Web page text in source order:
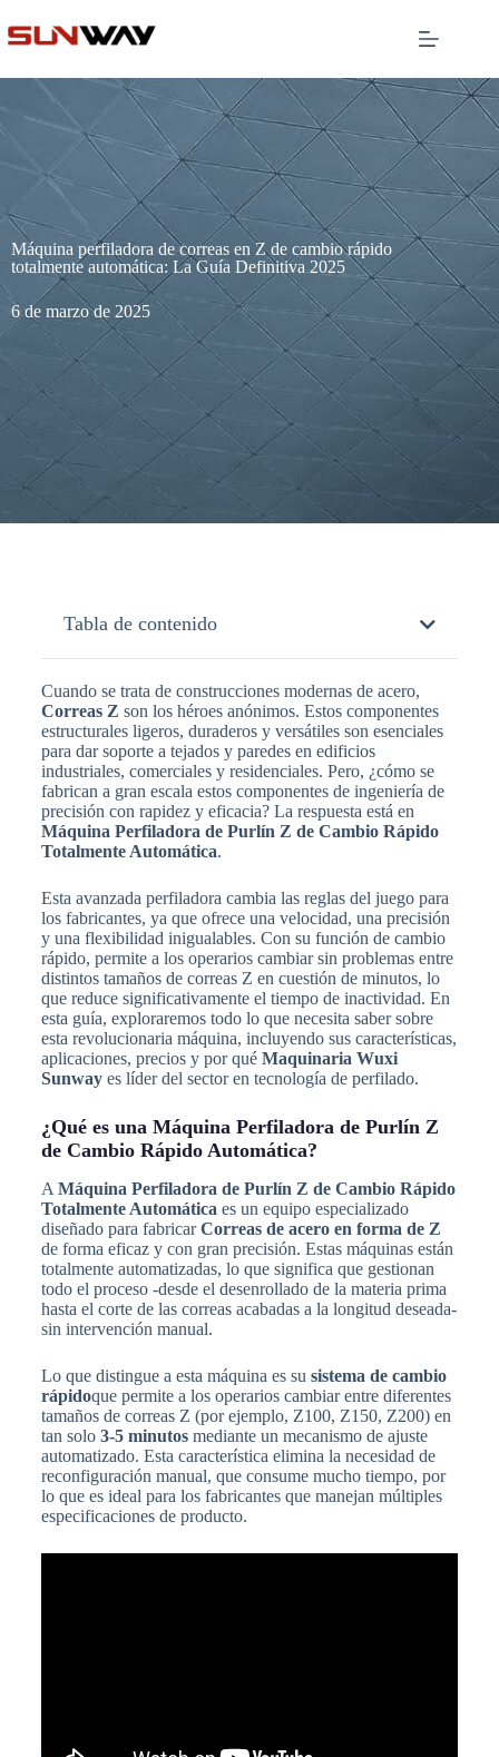
Máquina perfiladora de correas en Z de cambio rápido
totalmente automática: La Guía Definitiva 2025
6 de marzo de 2025
Tabla de contenido
Cuando se trata de construcciones modernas de acero,
Correas Z son los héroes anónimos. Estos componentes
estructurales ligeros, duraderos y versátiles son esenciales
para dar soporte a tejados y paredes en edificios
industriales, comerciales y residenciales. Pero, ¿cómo se
fabrican a gran escala estos componentes de ingeniería de
precisión con rapidez y eficacia? La respuesta está en
Máquina Perfiladora de Purlín Z de Cambio Rápido
Totalmente Automática.
Esta avanzada perfiladora cambia las reglas del juego para
los fabricantes, ya que ofrece una velocidad, una precisión
y una flexibilidad inigualables. Con su función de cambio
rápido, permite a los operarios cambiar sin problemas entre
distintos tamaños de correas Z en cuestión de minutos, lo
que reduce significativamente el tiempo de inactividad. En
esta guía, exploraremos todo lo que necesita saber sobre
esta revolucionaria máquina, incluyendo sus características,
aplicaciones, precios y por qué Maquinaria Wuxi
Sunwayes líder del sector en tecnología de perfilado.
¿Qué es una Máquina Perfiladora de Purlín Z
de Cambio Rápido Automática?
A Máquina Perfiladora de Purlín Z de Cambio Rápido
Totalmente Automática es un equipo especializado
diseñado para fabricarCorreas de acero en forma de Z
de forma eficaz y con gran precisión. Estas máquinas están
totalmente automatizadas, lo que significa que gestionan
todo el proceso -desde el desenrollado de la materia prima
hasta el corte de las correas acabadas a la longitud deseada-
sin intervención manual.
Lo que distingue a esta máquina es su sistema de cambio
rápidoque permite a los operarios cambiar entre diferentes
tamaños de correas Z (por ejemplo, Z100, Z150, Z200) en
tan solo 3-5 minutosmediante un mecanismo de ajuste
automatizado. Esta característica elimina la necesidad de
reconfiguración manual, que consume mucho tiempo, por
lo que es ideal para los fabricantes que manejan múltiples
especificaciones de producto.